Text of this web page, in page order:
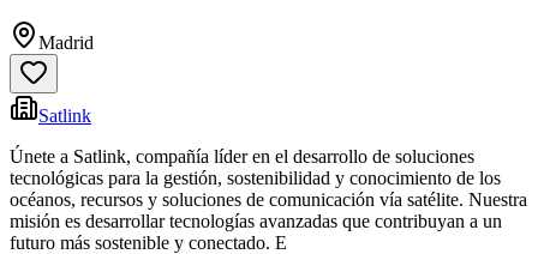
Madrid
Satlink
Únete a Satlink, compañía líder en el desarrollo de soluciones
tecnológicas para la gestión, sostenibilidad y conocimiento de los
océanos, recursos y soluciones de comunicación vía satélite. Nuestra
misión es desarrollar tecnologías avanzadas que contribuyan a un
futuro más sostenible y conectado. E